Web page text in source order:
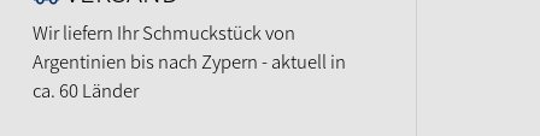
Wir liefern Ihr Schmuckstück von
Argentinien bis nach Zypern - aktuell in
ca. 60 Länder